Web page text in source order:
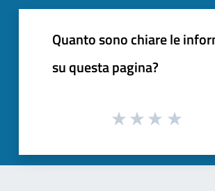
Quanto sono chiare le
su questa pagina?